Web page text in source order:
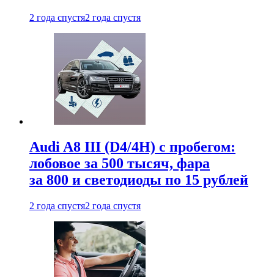
2 года спустя2 года спустя
Audi A8 III (D4/4H) c пробегом:
лобовое за 500 тысяч, фара
за 800 и светодиоды по 15 рублей
2 года спустя2 года спустя